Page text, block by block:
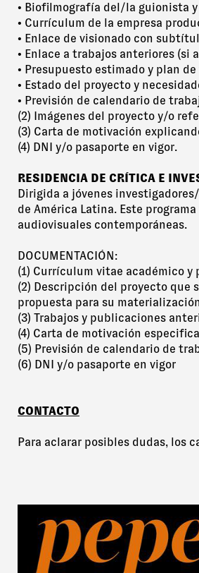
• Biofilmografía del/la guionista
• Currículum de la empresa
• Enlace de visionado con
• Enlace a trabajos anteriores (si
• Presupuesto estimado y plan
• Estado del proyecto y
• Previsión de calendario de
(2) Imágenes del proyecto y/o
(3) Carta de motivación
(4) DNI y/o pasaporte en vigor.
RESIDENCIA DE CRÍTICA E
Dirigida a jóvenes
de América Latina. Este
audiovisuales contemporáneas.
DOCUMENTACIÓN:
(1) Currículum vitae académico y
(2) Descripción del proyecto que
propuesta para su
(3) Trabajos y publicaciones
(4) Carta de motivación
(5) Previsión de calendario de
(6) DNI y/o pasaporte en vigor
CONTACTO
Para aclarar posibles dudas, los